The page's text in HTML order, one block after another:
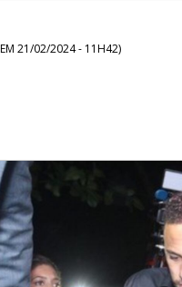
21/02/2024 - 11H42)